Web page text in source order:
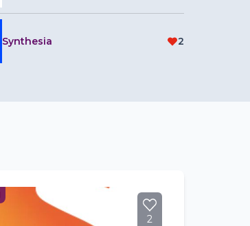
Synthesia 2
2